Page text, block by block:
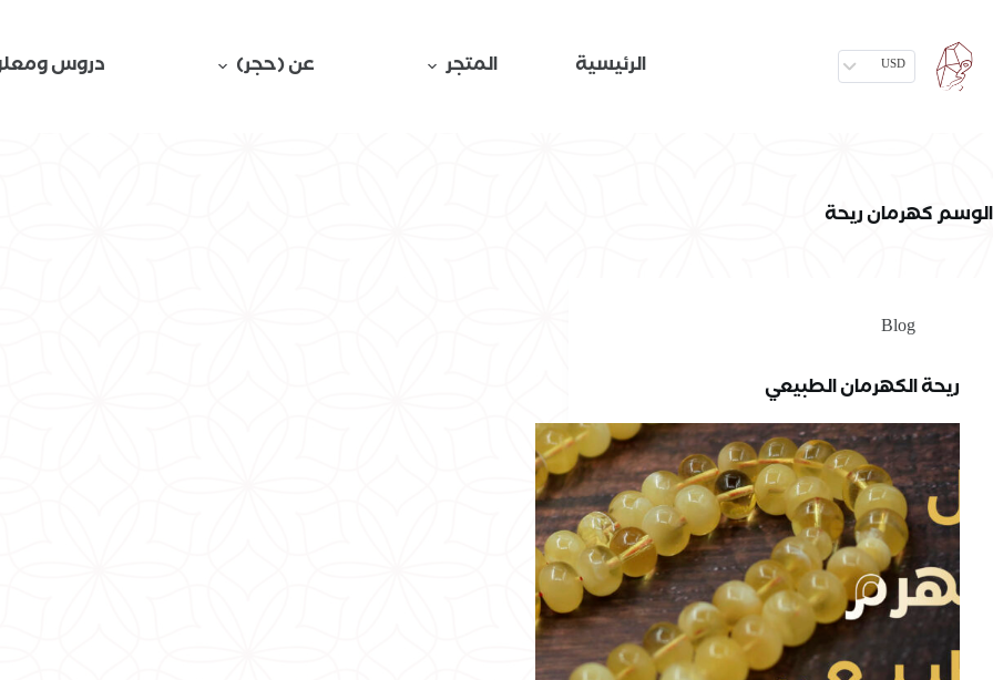
USD الرئيسية المتجر عن (حجر) دروس
الوسمكهرمان ريحة
Blog
ريحة الكهرمان الطبيعي